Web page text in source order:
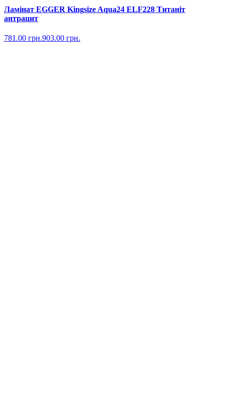
Ламінат EGGER Kingsize Aqua24 ELF228 Титаніт
антрацит
781.00 грн.903.00 грн.